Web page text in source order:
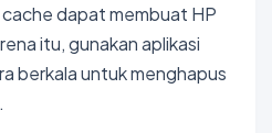
dapat membuat HP
itu, gunakan aplikasi
berkala untuk menghapus